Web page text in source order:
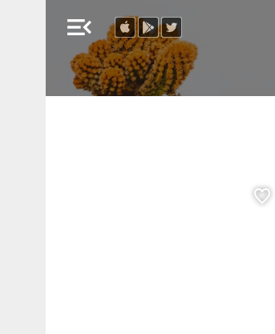
menu_open